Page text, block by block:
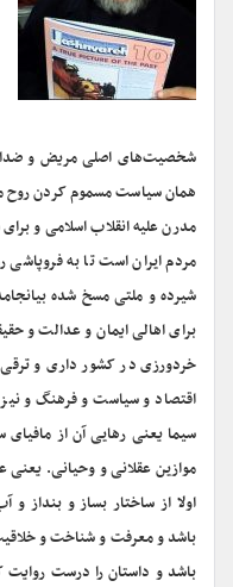
شخصیت‌های اصلی مریض و
همان سیاست مسموم کردن روح
مدرن علیه انقلاب اسلامی و
مردم ایران است تا به فرو‌پاشی
شیرده و ملتی مسخ شده
برای اهالی ایمان و عدالت و
خردورزی در کشور داری و ترقی
اقتصاد و سیاست و فرهنگ و
سیما یعنی رهایی آن از
موازین عقلانی و وحیانی. یعنی
اولا از ساختار بساز و بنداز
باشد و معرفت و شناخت و
باشد و داستان را درست روایت